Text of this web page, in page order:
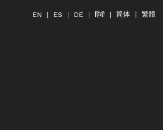
EN ES DE हिंदी 简体 繁體